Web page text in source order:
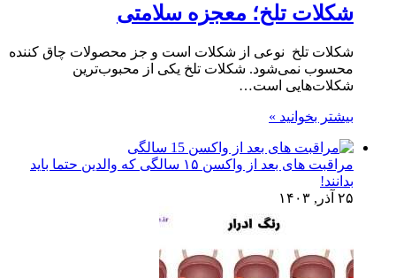
شکلات تلخ؛ معجزه سلامتی
شکلات تلخ نوعی از شکلات است و جز محصولات چاق کننده
محسوب نمی‌شود. شکلات تلخ یکی از محبوب‌ترین
شکلات‌هایی است…
بیشتر بخوانید »
مراقبت های بعد از واکسن ۱۵ سالگی که والدین حتما باید
بدانند!
۲۵ آذر, ۱۴۰۳